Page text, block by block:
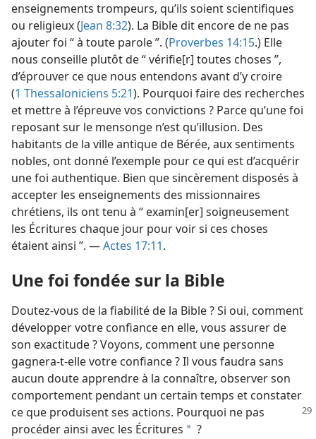
enseignements trompeurs, qu’ils soient scientifiques
ou religieux (Jean 8:32). La Bible dit encore de ne pas
ajouter foi “ à toute parole ”. (Proverbes 14:15.) Elle
nous conseille plutôt de “ vérifie[r] toutes choses ”,
d’éprouver ce que nous entendons avant d’y croire
(1 Thessaloniciens 5:21). Pourquoi faire des recherches
et mettre à l’épreuve vos convictions ? Parce qu’une foi
reposant sur le mensonge n’est qu’illusion. Des
habitants de la ville antique de Bérée, aux sentiments
nobles, ont donné l’exemple pour ce qui est d’acquérir
une foi authentique. Bien que sincèrement disposés à
accepter les enseignements des missionnaires
chrétiens, ils ont tenu à “ examin[er] soigneusement
les Écritures chaque jour pour voir si ces choses
étaient ainsi ”. —Actes 17:11.
Une foi fondée sur la Bible
Doutez-​vous de la fiabilité de la Bible ? Si oui, comment
développer votre confiance en elle, vous assurer de
son exactitude ? Voyons, comment une personne
gagnera-​t-​elle votre confiance ? Il vous faudra sans
aucun doute apprendre à la connaître, observer son
comportement pendant un certain temps et constater
ce que produisent ses actions. Pourquoi ne pas
procéder ainsi avec les Écritures a ?